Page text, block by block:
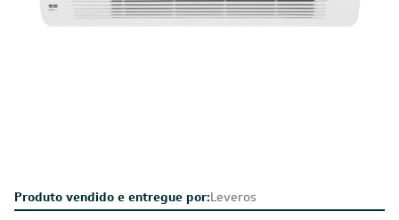
Produto vendido e entregue por:Leveros